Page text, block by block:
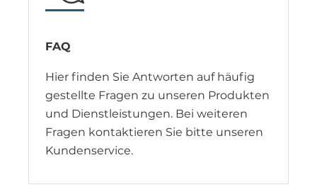
FAQ
Hier finden Sie Antworten auf häufig
gestellte Fragen zu unseren Produkten
und Dienstleistungen. Bei weiteren
Fragen kontaktieren Sie bitte unseren
Kundenservice.